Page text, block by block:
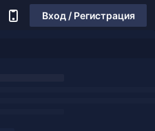
Вход / Регистрация